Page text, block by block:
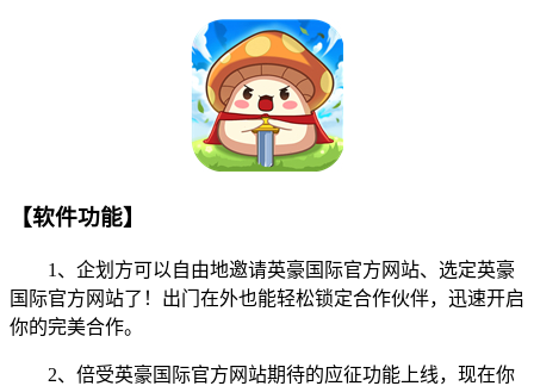
【软件功能】
1、企划方可以自由地邀请英豪国际官方网站、选定英豪
国际官方网站了！出门在外也能轻松锁定合作伙伴，迅速开启
你的完美合作。
2、倍受英豪国际官方网站期待的应征功能上线，现在你